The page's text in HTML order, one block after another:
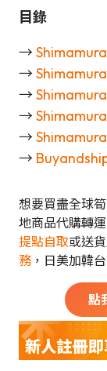
目錄
→
→
→
→
→
→
想要買盡全球
地商品代購轉
提點自取或送
務 ，日美加韓
點